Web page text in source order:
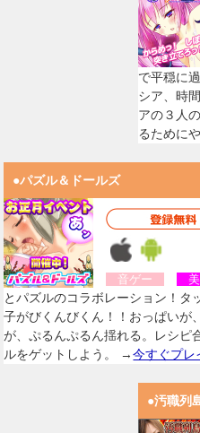
で平穏に
シア、時
アの３人
るために
●パズル＆ドールズ
音ゲー
とパズルのコラボレーション！タ
子がびくんびくん！！おっぱいが
が、ぷるんぷるん揺れる。レシピ
ルをゲットしよう。 →今すぐプレ
●汚職列